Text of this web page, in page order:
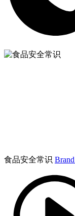
食品安全常识